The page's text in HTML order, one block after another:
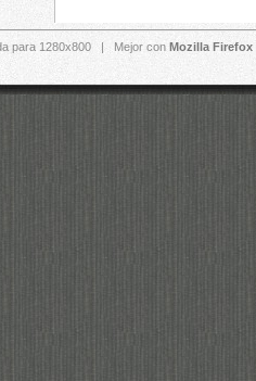
para 1280x800 | Mejor con Mozilla Firefox